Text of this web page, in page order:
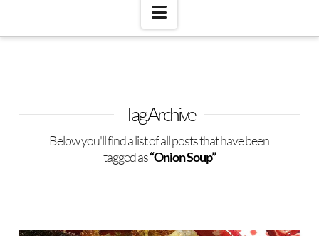
Navigation
Tag Archive
Below you'll find a list of all posts that have been
tagged as“Onion Soup”